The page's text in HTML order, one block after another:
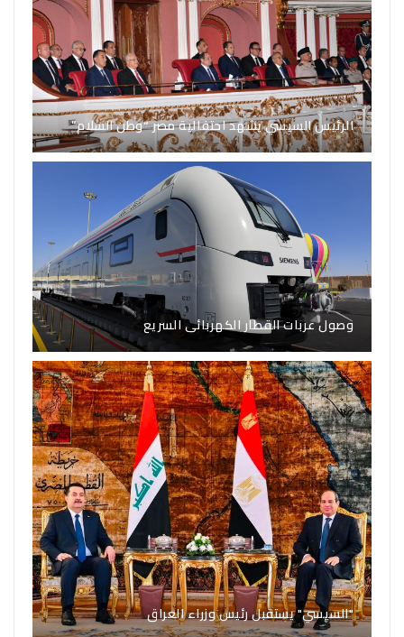
الرئيس السيسي يشهد احتفالية مصر “وطن السلام”
وصول عربات القطار الكهربائى السريع
"السيسي" يستقبل رئيس وزراء العراق